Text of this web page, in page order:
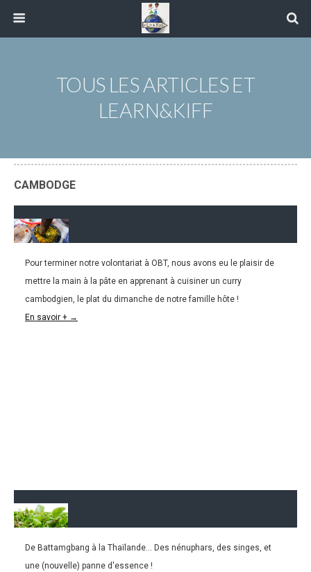
TOUS LES ARTICLES ET
LEARN&KIFF
CAMBODGE
12.03.2018
Pour terminer notre volontariat à OBT, nous avons eu le plaisir de
mettre la main à la pâte en apprenant à cuisiner un curry
cambodgien, le plat du dimanche de notre famille hôte !
En savoir + →
07.08.2016
De Battamgbang à la Thaïlande... Des nénuphars, des singes, et
une (nouvelle) panne d'essence !